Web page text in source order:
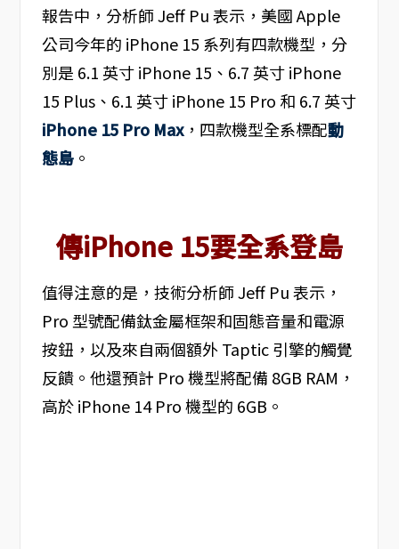
報告中，分析師 Jeff Pu 表示，美國 Apple
公司今年的 iPhone 15 系列有四款機型，分
別是 6.1 英寸 iPhone 15、6.7 英寸 iPhone
15 Plus、6.1 英寸 iPhone 15 Pro 和 6.7 英寸
iPhone 15 Pro Max，四款機型全系標配動
態島。
傳iPhone 15要全系登島
值得注意的是，技術分析師 Jeff Pu 表示，
Pro 型號配備鈦金屬框架和固態音量和電源
按鈕，以及來自兩個額外 Taptic 引擎的觸覺
反饋。他還預計 Pro 機型將配備 8GB RAM，
高於 iPhone 14 Pro 機型的 6GB。